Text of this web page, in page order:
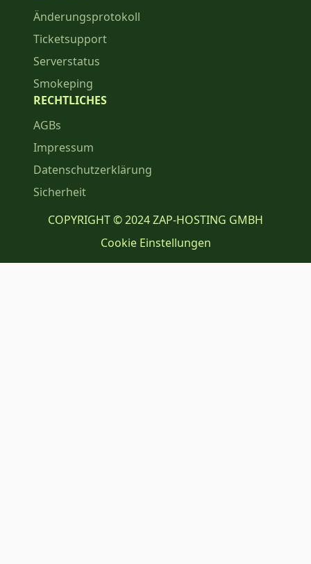
Änderungsprotokoll
Ticketsupport
Serverstatus
Smokeping
RECHTLICHES
AGBs
Impressum
Datenschutzerklärung
Sicherheit
COPYRIGHT © 2024 ZAP-HOSTING GMBH
Cookie Einstellungen